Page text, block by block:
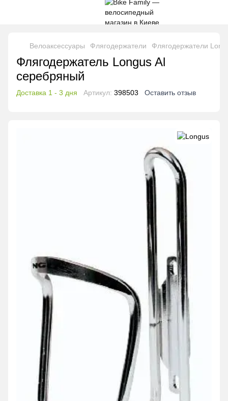
Велоаксессуары Флягодержатели Флягодержатели
Флягодержатель Longus Al
серебряный
Доставка 1 - 3 дня Артикул: 398503 Оставить отзыв